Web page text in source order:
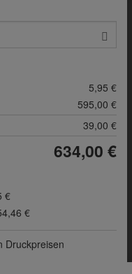
5,95 €
595,00 €
39,00 €
634,00 €
€
€
Druck­preisen